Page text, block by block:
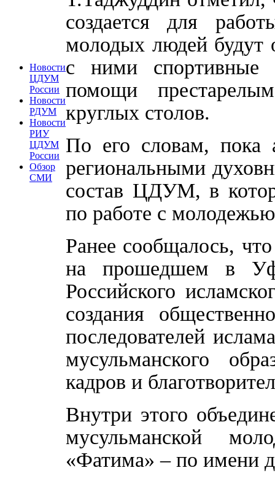
Новости
ЦДУМ
России
Новости
РДУМ
Новости
РИУ
ЦДУМ
России
Обзор
СМИ
создается для
молодых людей будут
с ними спортивные
помощи
круглых столов.
По его словам, пока
региональными
состав ЦДУМ, в
по работе с
Ранее сообщалось,
на прошедшем в
Российского
создания
последователей
мусульманского
кадров и
Внутри этого
мусульманской
«Фатима» – по имени